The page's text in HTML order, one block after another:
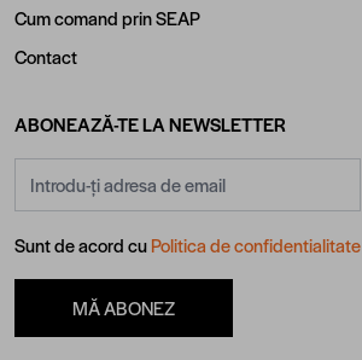
Cum comand prin SEAP
Contact
ABONEAZĂ-TE LA NEWSLETTER
Sunt de acord cuPolitica de confidentialitate
MĂ ABONEZ